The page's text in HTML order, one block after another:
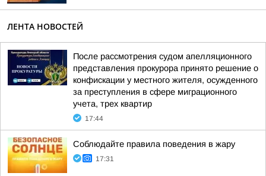
ЛЕНТА НОВОСТЕЙ
После рассмотрения судом апелляционного
представления прокурора принято решение о
конфискации у местного жителя, осужденного
за преступления в сфере миграционного
учета, трех квартир
17:44
Соблюдайте правила поведения в жару
17:31